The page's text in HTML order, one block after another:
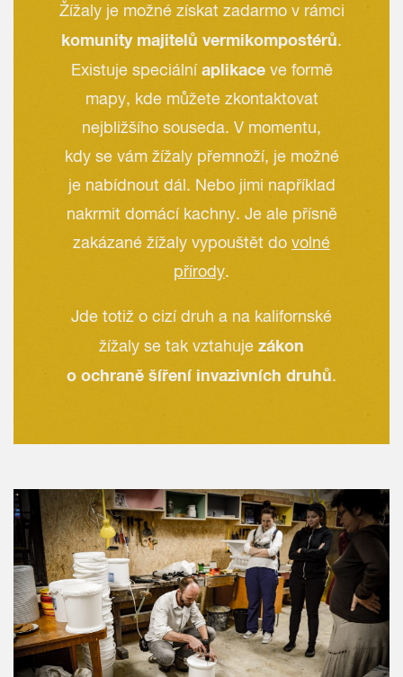
Žížaly je možné získat zadarmo v rámci
komunity majitelů vermikompostérů.
Existuje speciálníaplikaceve formě
mapy, kde můžete zkontaktovat
nejbližšího souseda. V momentu,
kdy se vám žížaly přemnoží, je možné
je nabídnout dál. Nebo jimi například
nakrmit domácí kachny. Je ale přísně
zakázané žížaly vypouštět do volné
přírody.
Jde totiž o cizí druh a na kalifornské
žížaly se tak vztahuje zákon
o ochraně šíření invazivních druhů.